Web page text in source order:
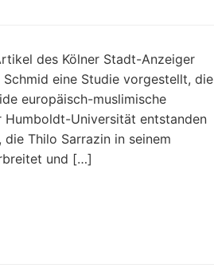
des Kölner Stadt-Anzeiger
eine Studie vorgestellt, die
europäisch-muslimische
Humboldt-Universität entstanden
Thilo Sarrazin in seinem
und […]